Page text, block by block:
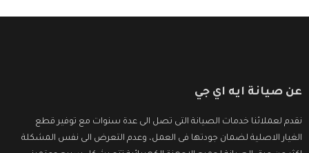
عن صيانة ايه اي جي
نقدم لعملائنا خدمات الصيانة التى تصل الى عدة سنوات مع توفير قطع
الغيار الاصلية لضمان جودتها فى العمل، وعدم التعرض الى نفس المشكلة